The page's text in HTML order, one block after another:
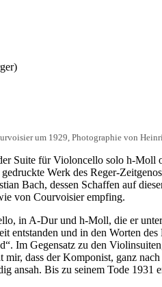
um 1929, Photographie von
Suite für Violoncello solo h-
gedruckte Werk des Reger-
Bach, dessen Schaffen auf
von Courvoisier empfing.
in A-Dur und h-Moll, die er
und in den Worten
Im Gegensatz zu den
dass der Komponist, ganz
ansah. Bis zu seinem Tode 1931